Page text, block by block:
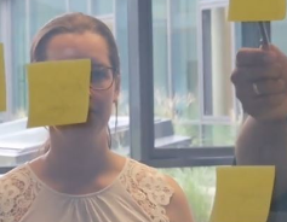
Office 365